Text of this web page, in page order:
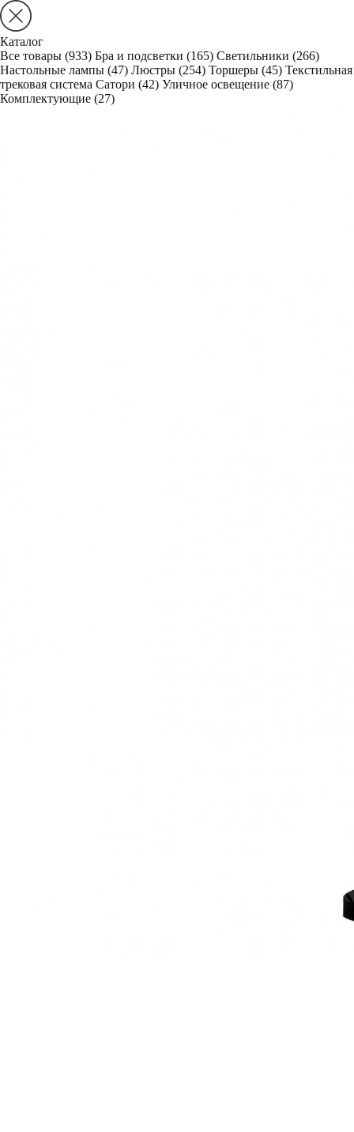
Каталог
Все товары (933) Бра и подсветки (165) Светильники (266)
Настольные лампы (47) Люстры (254) Торшеры (45) Текстильная
трековая система Сатори (42) Уличное освещение (87)
Комплектующие (27)